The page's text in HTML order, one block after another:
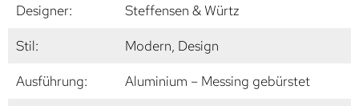
Designer:
Steffensen & Würtz
Stil:
Modern, Design
Ausführung:
Aluminium – Messing gebürstet